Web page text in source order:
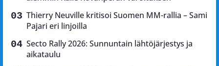
Thierry Neuville kritisoi Suomen MM-rallia – Sami
Pajari eri linjoilla
Secto Rally 2026: Sunnuntain lähtöjärjestys ja
aikataulu